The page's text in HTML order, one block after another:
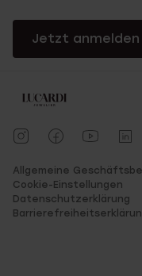
Jetzt anmelden
Allgemeine
Cookie-Einstellungen
Datenschutzerklärung